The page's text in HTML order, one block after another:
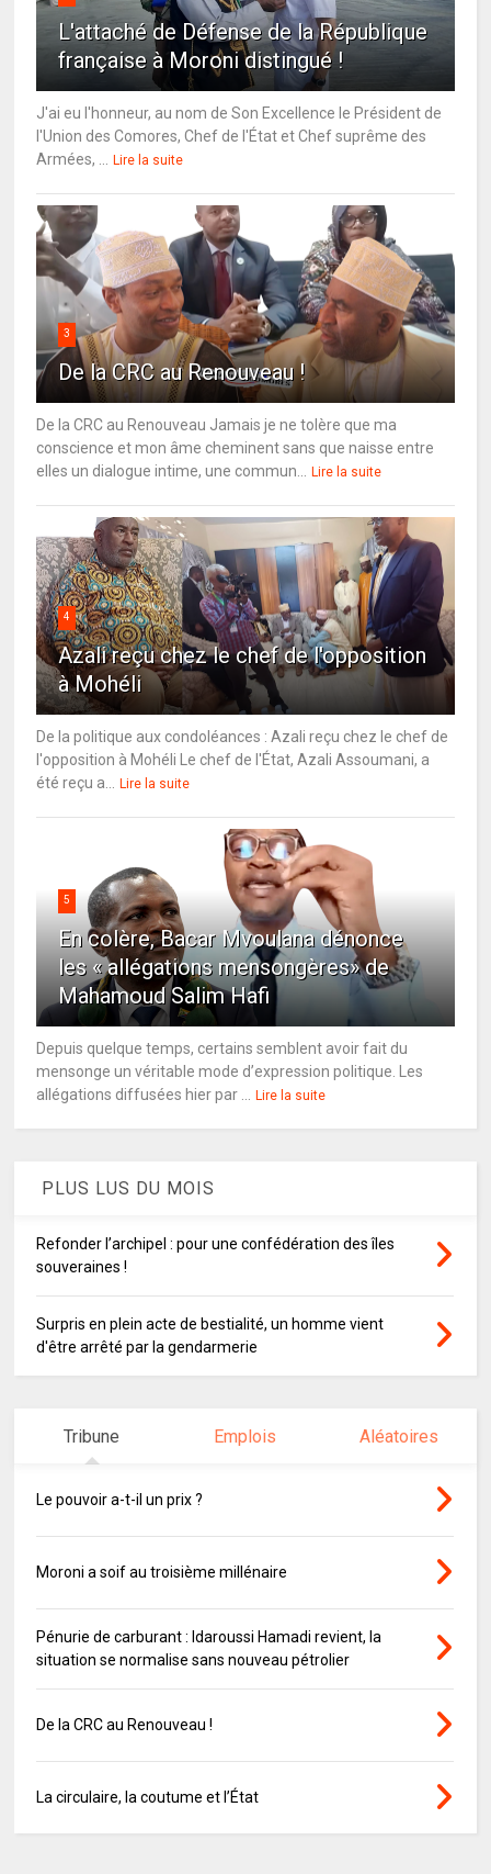
L'attaché de Défense de la République
française à Moroni distingué !
J'ai eu l'honneur, au nom de Son Excellence le Président de
l'Union des Comores, Chef de l'État et Chef suprême des
Armées, ...
Lire la suite
3
De la CRC au Renouveau !
De la CRC au Renouveau Jamais je ne tolère que ma
conscience et mon âme cheminent sans que naisse entre
elles un dialogue intime, une commun...
Lire la suite
4
Azali reçu chez le chef de l'opposition
à Mohéli
De la politique aux condoléances : Azali reçu chez le chef de
l'opposition à Mohéli Le chef de l'État, Azali Assoumani, a
été reçu a...
Lire la suite
5
En colère, Bacar Mvoulana dénonce
les « allégations mensongères» de
Mahamoud Salim Hafi
Depuis quelque temps, certains semblent avoir fait du
mensonge un véritable mode d’expression politique. Les
allégations diffusées hier par ...
Lire la suite
PLUS LUS DU MOIS
Refonder l’archipel : pour une confédération des îles
souveraines !
Surpris en plein acte de bestialité, un homme vient
d'être arrêté par la gendarmerie
Tribune Emplois Aléatoires
Le pouvoir a-t-il un prix ?
Moroni a soif au troisième millénaire
Pénurie de carburant : Idaroussi Hamadi revient, la
situation se normalise sans nouveau pétrolier
De la CRC au Renouveau !
La circulaire, la coutume et l’État